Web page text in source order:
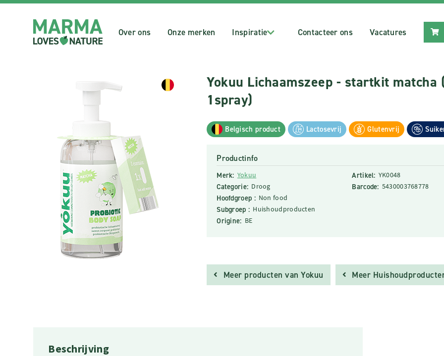
Over ons Onze merken Inspiratie Contacteer ons Vacatures
Yokuu Lichaamszeep - startkit matcha
1spray)
Belgisch product Lactosevrij Glutenvrij
Productinfo
Merk: Yokuu
Categorie: Droog
Hoofdgroep : Non food
Subgroep : Huishoudproducten
Origine: BE
Artikel: YK0048
Barcode: 5430003768778
Meer producten van Yokuu Meer
Beschrijving